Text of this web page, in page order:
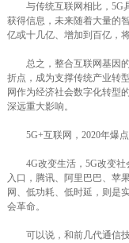
与传统互联网相比，5G具
获得信息，未来随着大量的
亿或十几亿、增加到百亿，
总之，整合互联网基因的
折点，成为支撑传统产业转
网作为经济社会数字化转型
深远重大影响。
5G+互联网，2020年爆点
4G改变生活，5G改变社
入口，腾讯、阿里巴巴、苹
网、低功耗、低时延，则是
会革命。
可以说，和前几代通信技